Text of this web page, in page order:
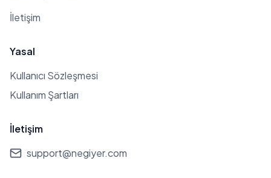
İletişim
Yasal
Kullanıcı Sözleşmesi
Kullanım Şartları
İletişim
support@negiyer.com